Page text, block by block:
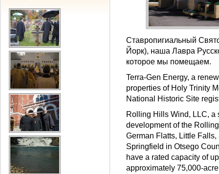
Ставропигиальный
Йорк), наша Лавра
которое мы помещаем.
Terra-Gen Energy, a
properties of Holy Trinity
National Historic Site
Rolling Hills Wind, LLC, a
development of the
German Flatts, Little
Springfield in Otsego
have a rated capacity of
approximately 75,000-